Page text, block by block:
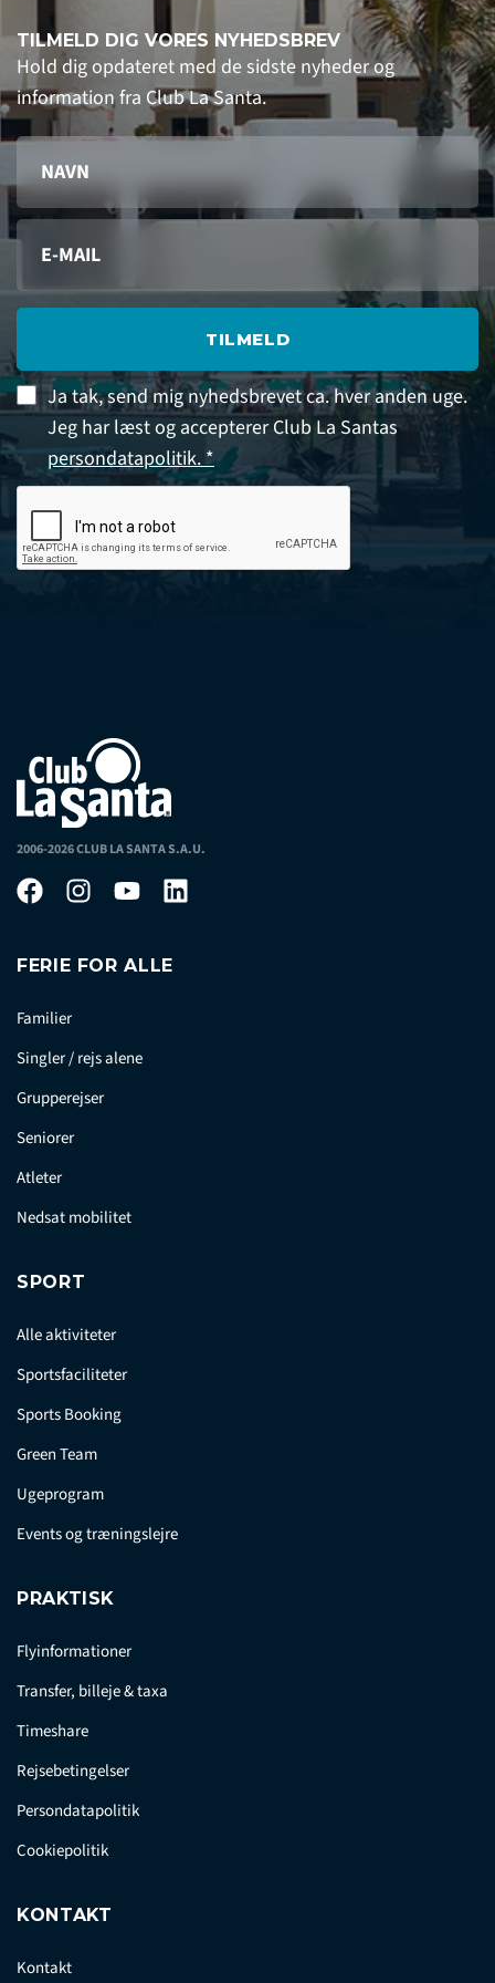
TILMELD DIG VORES NYHEDSBREV
Hold dig opdateret med de sidste nyheder og
information fra Club La Santa.
TILMELD
Ja tak, send mig nyhedsbrevet ca. hver anden uge.
Jeg har læst og accepterer Club La Santas
persondatapolitik. *
2006-2026 CLUB LA SANTA S.A.U.
FERIE FOR ALLE
Familier
Singler / rejs alene
Grupperejser
Seniorer
Atleter
Nedsat mobilitet
SPORT
Alle aktiviteter
Sportsfaciliteter
Sports Booking
Green Team
Ugeprogram
Events og træningslejre
PRAKTISK
Flyinformationer
Transfer, billeje & taxa
Timeshare
Rejsebetingelser
Persondatapolitik
Cookiepolitik
KONTAKT
Kontakt